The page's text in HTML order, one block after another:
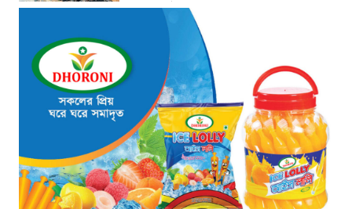
২ ঘণ্টা আগে
“হাসিনার অনুমতিতেই ইন্টারনেট বন্ধের
পরিকল্পনা বাস্তবায়ন করেন কাদের”
৩ ঘণ্টা আগে
“চাঁদপুরে ঝটিকা সফরে স্বাস্থ্যমন্ত্রী,
সিভিল সার্জনকে বদলির নির্দেশ”
৩ ঘণ্টা আগে
“রাষ্ট্রপতি পদ: ইসি থেকে বিএনপির দুটি
মনোনয়নপত্র সংগ্রহ”